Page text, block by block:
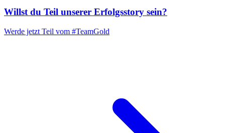
Willst du Teil unserer Erfolgsstory sein?
Werde jetzt Teil vom #TeamGold